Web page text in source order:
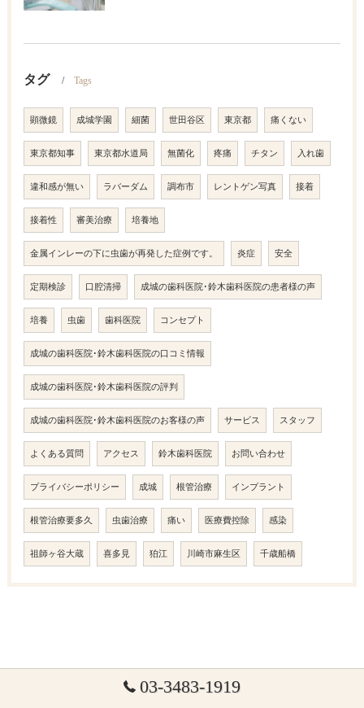
タグ Tags
顕微鏡 成城学園 細菌 世田谷区 東京都 痛くない
東京都知事 東京都水道局 無菌化 疼痛 チタン 入れ歯
違和感が無い ラバーダム 調布市 レントゲン写真 接着
接着性 審美治療 培養地
金属インレーの下に虫歯が再発した症例です。 炎症 安全
定期検診 口腔清掃 成城の歯科医院･鈴木歯科医院の患者様の声
培養 虫歯 歯科医院 コンセプト
成城の歯科医院･鈴木歯科医院の口コミ情報
成城の歯科医院･鈴木歯科医院の評判
成城の歯科医院･鈴木歯科医院のお客様の声 サービス スタッフ
よくある質問 アクセス 鈴木歯科医院 お問い合わせ
プライバシーポリシー 成城 根管治療 インプラント
根管治療要多久 虫歯治療 痛い 医療費控除 感染
祖師ヶ谷大蔵 喜多見 狛江 川崎市麻生区 千歳船橋
03-3483-1919